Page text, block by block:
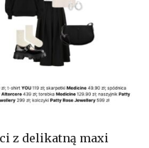
z delikatną maxi